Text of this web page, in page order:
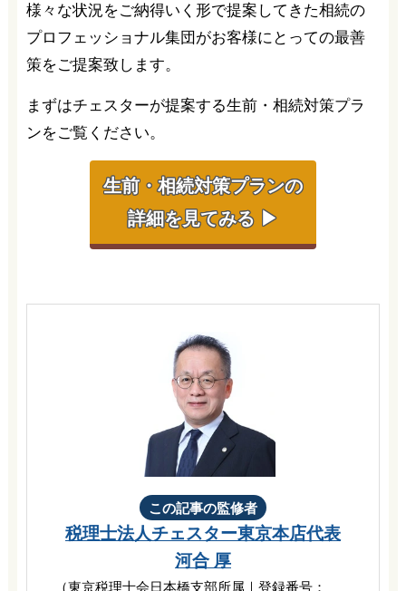
様々な状況をご納得いく形で提案してきた相続の
プロフェッショナル集団がお客様にとっての最善
策をご提案致します。
まずはチェスターが提案する生前・相続対策プラ
ンをご覧ください。
生前・相続対策プランの
詳細を見てみる ▶
この記事の監修者
税理士法人チェスター東京本店代表
河合 厚
（東京税理士会日本橋支部所属｜登録番号：